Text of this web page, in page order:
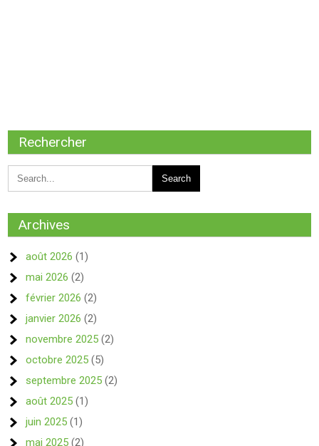
Rechercher
Archives
août 2026 (1)
mai 2026 (2)
février 2026 (2)
janvier 2026 (2)
novembre 2025 (2)
octobre 2025 (5)
septembre 2025 (2)
août 2025 (1)
juin 2025 (1)
mai 2025 (2)